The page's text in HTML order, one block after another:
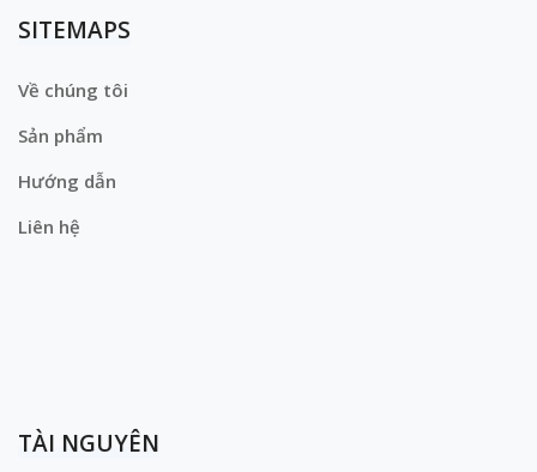
SITEMAPS
Về chúng tôi
Sản phẩm
Hướng dẫn
Liên hệ
TÀI NGUYÊN